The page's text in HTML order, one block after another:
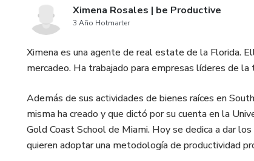
Ximena Rosales | be Productive
3 Año Hotmarter
Ximena es una agente de real estate de la Florida.
mercadeo. Ha trabajado para empresas líderes de
Además de sus actividades de bienes raíces en
misma ha creado y que dictó por su cuenta en la
Gold Coast School de Miami. Hoy se dedica a dar
quieren adoptar una metodología de productividad